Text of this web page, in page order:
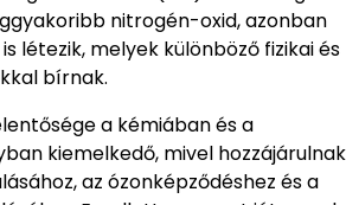
nitrogén-oxid, azonban
létezik, melyek különböző fizikai és
bírnak.
a kémiában és a
kiemelkedő, mivel hozzájárulnak
az ózonképződéshez és a